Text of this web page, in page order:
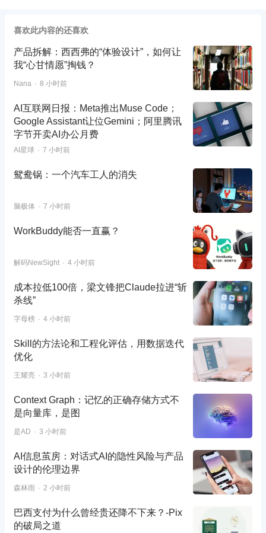
喜欢此内容的还喜欢
产品拆解：西西弗的“体验设计”，如何让
我“心甘情愿”掏钱？
Nana 8 小时前
AI互联网日报：Meta推出Muse Code；
Google Assistant让位Gemini；阿里腾讯
字节开卖AI办公月费
AI星球 7 小时前
鸳鸯锅：一个汽车工人的消失
脑极体 7 小时前
WorkBuddy能否一直赢？
解码NewSight 4 小时前
成本拉低100倍，梁文锋把Claude拉进“斩
杀线”
字母榜 4 小时前
Skill的方法论和工程化评估，用数据迭代
优化
王耀亮 3 小时前
Context Graph：记忆的正确存储方式不
是向量库，是图
是AD 3 小时前
AI信息茧房：对话式AI的隐性风险与产品
设计的伦理边界
森林雨 2 小时前
巴西支付为什么曾经贵还降不下来？-Pix
的破局之道